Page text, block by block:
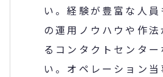
い。経験が豊富な人
の運用ノウハウや作
るコンタクトセンタ
い。オペレーション